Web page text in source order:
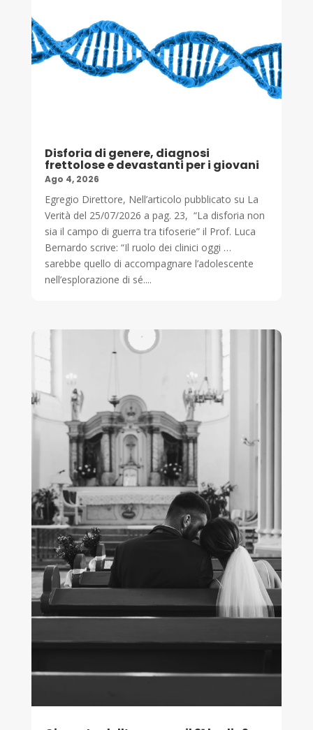
Disforia di genere, diagnosi
frettolose e devastanti per i giovani
Ago 4, 2026
Egregio Direttore, Nell’articolo pubblicato su La
Verità del 25/07/2026 a pag. 23, “La disforia non
sia il campo di guerra tra tifoserie” il Prof. Luca
Bernardo scrive: “Il ruolo dei clinici oggi …
sarebbe quello di accompagnare l’adolescente
nell’esplorazione di sé....